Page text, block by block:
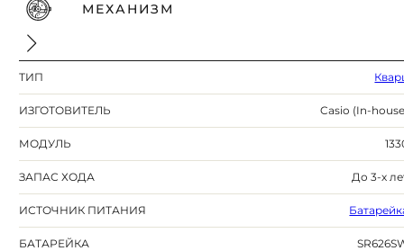
МЕХАНИЗМ
ТИП
ИЗГОТОВИТЕЛЬ Casio (In-
МОДУЛЬ
ЗАПАС ХОДА До 3-х
ИСТОЧНИК ПИТАНИЯ
БАТАРЕЙКА